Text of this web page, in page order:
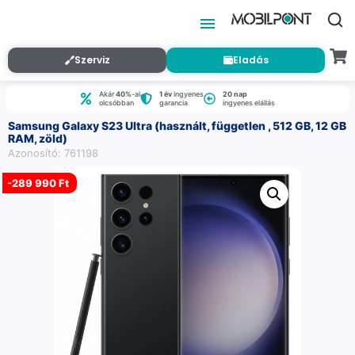
Szerviz Eladás
Akár40%-al
olcsóbban
1 évingyenes
garancia
20 nap
ingyenes elállás
Samsung Galaxy S23 Ultra (használt, független , 512 GB, 12 GB
RAM, zöld)
Azonosító: 761198
-289 990 Ft